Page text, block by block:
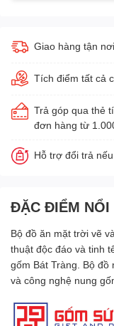
Giao hàng tận
Tích điểm tất cả
Trả góp qua thẻ
đơn hàng từ
Hỗ trợ đổi trả
ĐẶC ĐIỂM NỔI
Bộ đồ ăn mặt trời vẽ
thuật độc đáo và tinh
gốm Bát Tràng . Bộ
và công nghệ nung